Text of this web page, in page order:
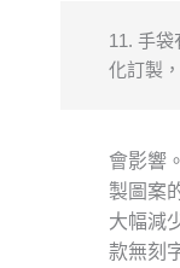
11. 手袋
化訂製
會影響
製圖案
大幅減
款無刻